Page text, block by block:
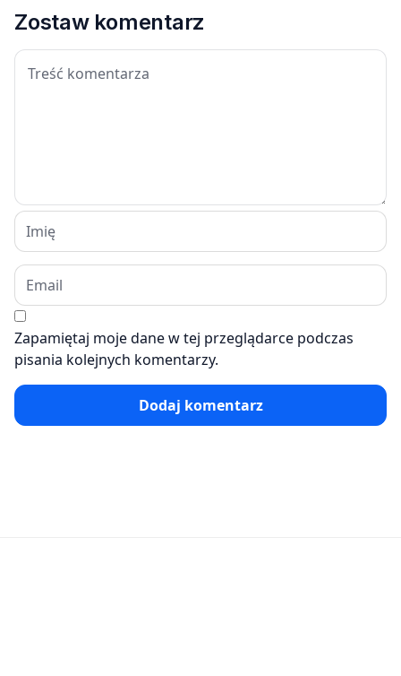
Zostaw komentarz
Zapamiętaj moje dane w tej przeglądarce podczas
pisania kolejnych komentarzy.
Dodaj komentarz